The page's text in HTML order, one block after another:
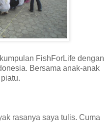
FishForLife dengan
Bersama anak-anak
rasanya saya tulis. Cuma